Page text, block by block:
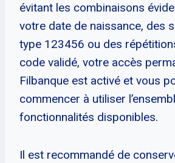
évitant les combinaisons
votre date de naissance, des
type 123456 ou des
code validé, votre accès
Filbanque est activé et vous
commencer à utiliser
fonctionnalités disponibles.
Il est recommandé de